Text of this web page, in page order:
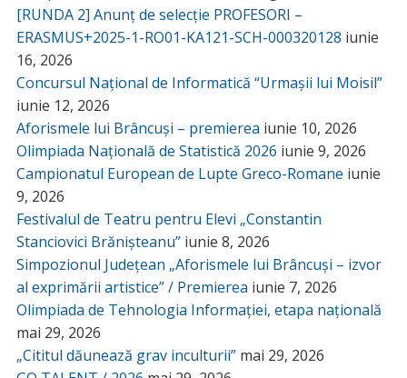
[RUNDA 2] Anunț de selecție PROFESORI –
ERASMUS+2025-1-RO01-KA121-SCH-000320128 iunie
16, 2026
Concursul Național de Informatică “Urmașii lui Moisil”
iunie 12, 2026
Aforismele lui Brâncuși – premierea iunie 10, 2026
Olimpiada Națională de Statistică 2026 iunie 9, 2026
Campionatul European de Lupte Greco-Romane iunie
9, 2026
Festivalul de Teatru pentru Elevi „Constantin
Stanciovici Brănișteanu” iunie 8, 2026
Simpozionul Județean „Aforismele lui Brâncuși – izvor
al exprimării artistice” / Premierea iunie 7, 2026
Olimpiada de Tehnologia Informației, etapa națională
mai 29, 2026
„Cititul dăunează grav inculturii” mai 29, 2026